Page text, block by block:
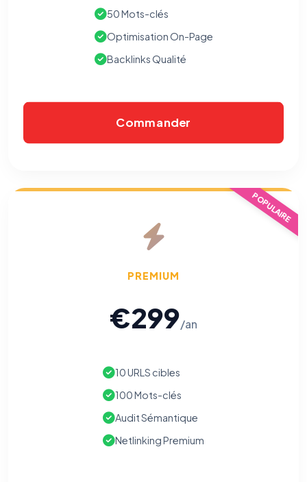
50 Mots-clés
Optimisation On-Page
Backlinks Qualité
Commander
POPULAIRE
PREMIUM
€299/an
10 URLS cibles
100 Mots-clés
Audit Sémantique
Netlinking Premium